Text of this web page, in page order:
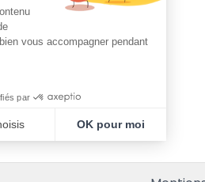
vous accompagner pendant
par
OK pour moi
et de gérer vos